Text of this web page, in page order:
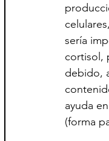
sería
cortisol,
debido,
ayuda
(forma